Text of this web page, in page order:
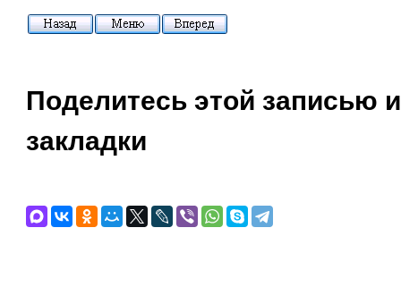
Поделитесь этой записью
закладки